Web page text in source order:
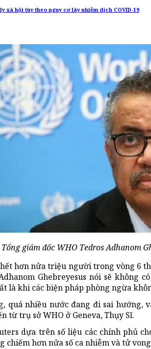
xã hội tùy theo nguy cơ lây nhiễm dịch COVID-19
Tổng giám đốc WHO Tedros Adhanom
hơn nửa triệu người trong vòng 6
Ghebreyesus nói sẽ không
là khi các biện pháp phòng ngừa
quá nhiều nước đang đi sai hướng,
từ trụ sở WHO ở Geneva, Thụy Sĩ.
dựa trên số liệu các chính phủ
chiếm hơn nửa số ca nhiễm và tử